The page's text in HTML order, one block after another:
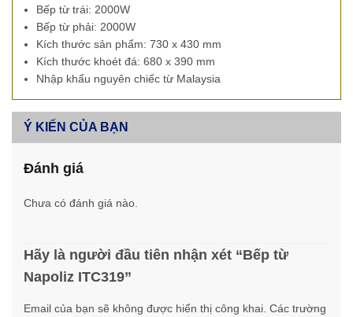
Bếp từ trái: 2000W
Bếp từ phải: 2000W
Kích thước sản phẩm: 730 x 430 mm
Kích thước khoét đá: 680 x 390 mm
Nhập khẩu nguyên chiếc từ Malaysia
Ý KIẾN CỦA BẠN
Đánh giá
Chưa có đánh giá nào.
Hãy là người đầu tiên nhận xét “Bếp từ
Napoliz ITC319”
Email của bạn sẽ không được hiển thị công khai. Các trường